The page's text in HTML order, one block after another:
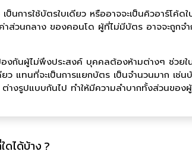
ป็นการใช้บัตรใบเดียว หรืออาจจะเป็นคิวอาร์
ส่วนกลาง ของคอนโด ผู้ที่ไม่มีบัตร อาจจะถูก
กันผู้ไม่พึงประสงค์ บุคคลต้องห้ามต่างๆ ช่วยใ
ยว แทนที่จะเป็นการแยกบัตร เป็นจำนวนมาก
งรูปแบบกันไป ทำให้มีความลำบากทั้งส่วนของ
ดได้บ้าง ?